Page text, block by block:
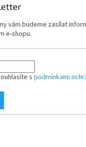
vám budeme zasílat
e-shopu.
s podmínkami